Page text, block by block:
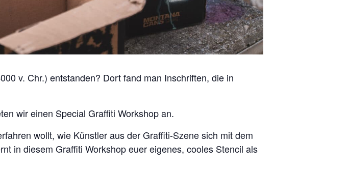
v. Chr.) entstanden? Dort fand man Inschriften, die in
wir einen Special Graffiti Workshop an.
wollt, wie Künstler aus der Graffiti-Szene sich mit dem
in diesem Graffiti Workshop euer eigenes, cooles Stencil als